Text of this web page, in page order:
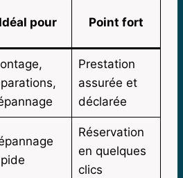
Idéal pour Point fort
Prestation
assurée et
déclarée
Réservation
en quelques
clics